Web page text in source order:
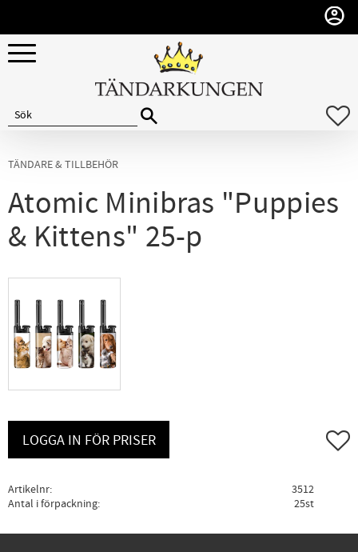
Meny
TÄNDARE & TILLBEHÖR
Atomic Minibras "Puppies
& Kittens" 25-p
LOGGA IN FÖR PRISER Lägg
Artikelnr
3512
Antal i förpackning
25st